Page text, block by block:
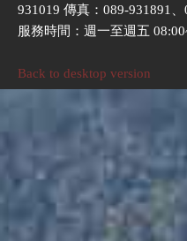
931019 傳真：089-931891、
服務時間：週一至週五
Back to desktop version